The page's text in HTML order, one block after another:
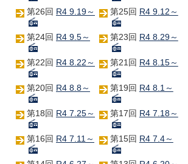
第26回 R4 9.19～ 第25回 R4 9.12～
第24回 R4 9.5～ 第23回 R4 8.29～
第22回 R4 8.22～ 第21回 R4 8.15～
第20回 R4 8.8～ 第19回 R4 8.1～
第18回 R4 7.25～ 第17回 R4 7.18～
第16回 R4 7.11～ 第15回 R4 7.4～